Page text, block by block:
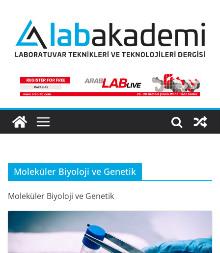
content
Moleküler Biyoloji ve Genetik
Moleküler Biyoloji ve Genetik